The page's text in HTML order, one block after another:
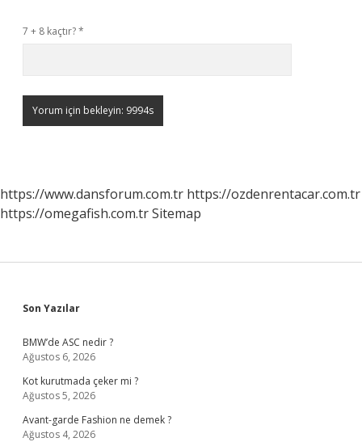
7 + 8 kaçtır?*
https://www.dansforum.com.tr https://ozdenrentacar.com.tr
https://omegafish.com.trSitemap
Sidebar
Son Yazılar
BMW’de ASC nedir ?
Ağustos 6, 2026
Kot kurutmada çeker mi ?
Ağustos 5, 2026
Avant-garde Fashion ne demek ?
Ağustos 4, 2026